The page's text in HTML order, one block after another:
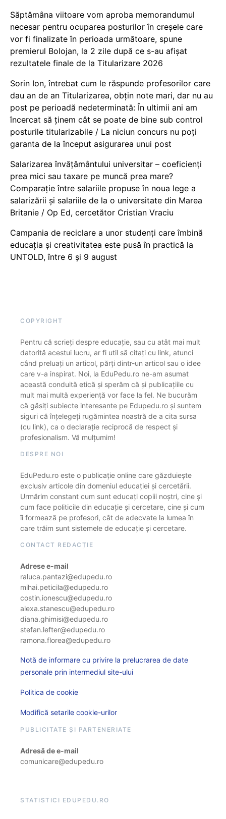
Săptămâna viitoare vom aproba memorandumul
necesar pentru ocuparea posturilor în creșele care
vor fi finalizate în perioada următoare, spune
premierul Bolojan, la 2 zile după ce s-au afișat
rezultatele finale de la Titularizare 2026
Sorin Ion, întrebat cum le răspunde profesorilor care
dau an de an Titularizarea, obțin note mari, dar nu au
post pe perioadă nedeterminată: În ultimii ani am
încercat să ținem cât se poate de bine sub control
posturile titularizabile / La niciun concurs nu poți
garanta de la început asigurarea unui post
Salarizarea învățământului universitar – coeficienți
prea mici sau taxare pe muncă prea mare?
Comparație între salariile propuse în noua lege a
salarizării și salariile de la o universitate din Marea
Britanie / Op Ed, cercetător Cristian Vraciu
Campania de reciclare a unor studenți care îmbină
educația și creativitatea este pusă în practică la
UNTOLD, între 6 și 9 august
COPYRIGHT
Pentru că scrieți despre educație, sau cu atât mai mult
datorită acestui lucru, ar fi util să citați cu link, atunci
când preluați un articol, părți dintr-un articol sau o idee
care v-a inspirat. Noi, la EduPedu.ro ne-am asumat
această conduită etică și sperăm că și publicațiile cu
mult mai multă experiență vor face la fel. Ne bucurăm
că găsiți subiecte interesante pe Edupedu.ro și suntem
siguri că înțelegeți rugămintea noastră de a cita sursa
(cu link), ca o declarație reciprocă de respect și
profesionalism. Vă mulțumim!
DESPRE NOI
EduPedu.ro este o publicație online care găzduiește
exclusiv articole din domeniul educației și cercetării.
Urmărim constant cum sunt educați copiii noștri, cine și
cum face politicile din educație și cercetare, cine și cum
îi formează pe profesori, cât de adecvate la lumea în
care trăim sunt sistemele de educație și cercetare.
CONTACT REDACȚIE
Adrese e-mail
raluca.pantazi@edupedu.ro
mihai.peticila@edupedu.ro
costin.ionescu@edupedu.ro
alexa.stanescu@edupedu.ro
diana.ghimisi@edupedu.ro
stefan.lefter@edupedu.ro
ramona.florea@edupedu.ro
Notă de informare cu privire la prelucrarea de date
personale prin intermediul site-ului
Politica de cookie
Modifică setarile cookie-urilor
PUBLICITATE ȘI PARTENERIATE
Adresă de e-mail
comunicare@edupedu.ro
STATISTICI EDUPEDU.RO